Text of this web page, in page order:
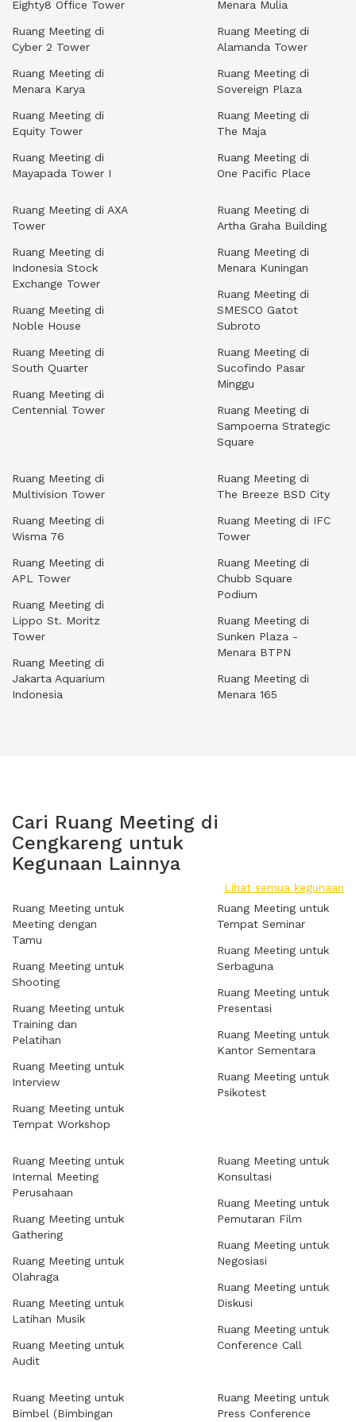
Eighty8 Office Tower
Ruang Meeting di
Cyber 2 Tower
Ruang Meeting di
Menara Karya
Ruang Meeting di
Equity Tower
Ruang Meeting di
Mayapada Tower I
Menara Mulia
Ruang Meeting di
Alamanda Tower
Ruang Meeting di
Sovereign Plaza
Ruang Meeting di
The Maja
Ruang Meeting di
One Pacific Place
Ruang Meeting di AXA
Tower
Ruang Meeting di
Indonesia Stock
Exchange Tower
Ruang Meeting di
Noble House
Ruang Meeting di
South Quarter
Ruang Meeting di
Centennial Tower
Ruang Meeting di
Artha Graha Building
Ruang Meeting di
Menara Kuningan
Ruang Meeting di
SMESCO Gatot
Subroto
Ruang Meeting di
Sucofindo Pasar
Minggu
Ruang Meeting di
Sampoerna Strategic
Square
Ruang Meeting di
Multivision Tower
Ruang Meeting di
Wisma 76
Ruang Meeting di
APL Tower
Ruang Meeting di
Lippo St. Moritz
Tower
Ruang Meeting di
Jakarta Aquarium
Indonesia
Ruang Meeting di
The Breeze BSD City
Ruang Meeting di IFC
Tower
Ruang Meeting di
Chubb Square
Podium
Ruang Meeting di
Sunken Plaza -
Menara BTPN
Ruang Meeting di
Menara 165
Cari Ruang Meeting di
Cengkareng untuk
Kegunaan Lainnya
Lihat semua kegunaan
Ruang Meeting untuk
Meeting dengan
Tamu
Ruang Meeting untuk
Shooting
Ruang Meeting untuk
Training dan
Pelatihan
Ruang Meeting untuk
Interview
Ruang Meeting untuk
Tempat Workshop
Ruang Meeting untuk
Tempat Seminar
Ruang Meeting untuk
Serbaguna
Ruang Meeting untuk
Presentasi
Ruang Meeting untuk
Kantor Sementara
Ruang Meeting untuk
Psikotest
Ruang Meeting untuk
Internal Meeting
Perusahaan
Ruang Meeting untuk
Gathering
Ruang Meeting untuk
Olahraga
Ruang Meeting untuk
Latihan Musik
Ruang Meeting untuk
Audit
Ruang Meeting untuk
Konsultasi
Ruang Meeting untuk
Pemutaran Film
Ruang Meeting untuk
Negosiasi
Ruang Meeting untuk
Diskusi
Ruang Meeting untuk
Conference Call
Ruang Meeting untuk
Bimbel (Bimbingan
Ruang Meeting untuk
Press Conference